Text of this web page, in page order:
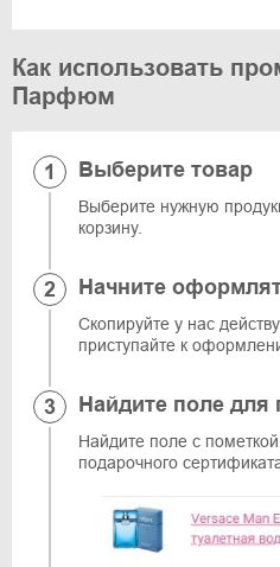
Как использовать
Парфюм
Выберите товар
Выберите нужную
корзину.
Начните
Скопируйте у нас
приступайте к
Найдите поле для
Найдите поле с
подарочного